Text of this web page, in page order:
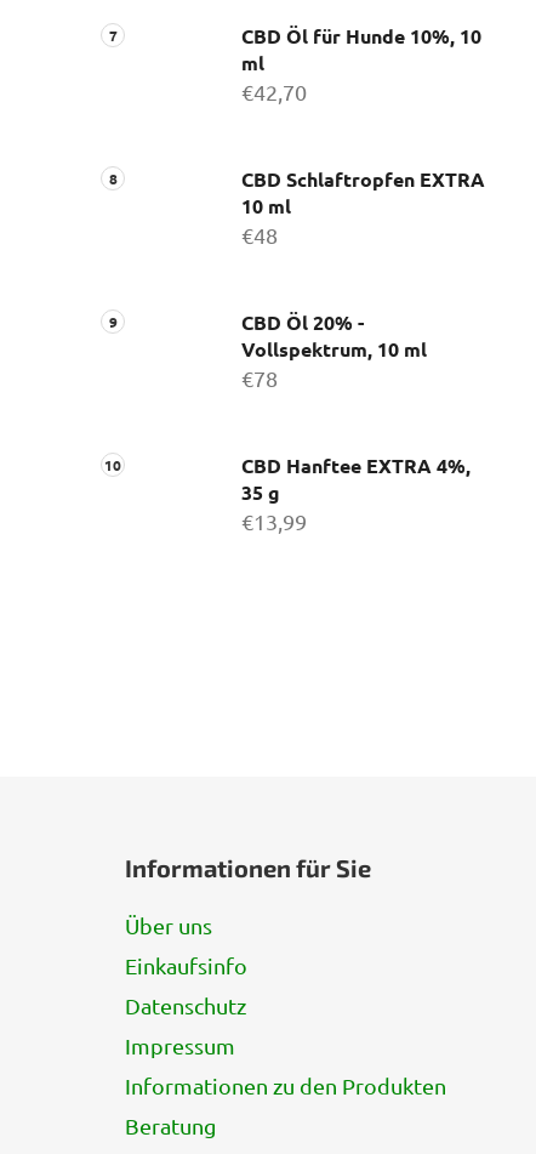
CBD Öl für Hunde 10%, 10
ml
€42,70
CBD Schlaftropfen EXTRA
10 ml
€48
CBD Öl 20% -
Vollspektrum, 10 ml
€78
CBD Hanftee EXTRA 4%,
35 g
€13,99
Informationen für Sie
Über uns
Einkaufsinfo
Datenschutz
Impressum
Informationen zu den Produkten
Beratung